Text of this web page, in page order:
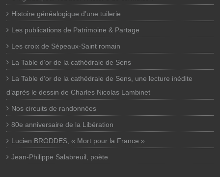
Histoire généalogique d’une tuilerie
Les publications de Patrimoine & Partage
Les croix de Sépeaux-Saint romain
La Table d’or de la cathédrale de Sens
La Table d’or de la cathédrale de Sens, une lecture inédite
d’après le dessin de Charles Nicolas Lambinet
Nos circuits de randonnées
80e anniversaire de la Libération
Lucien BRODDES, « Mort pour la France »
Jean-Philippe Salabreuil, poète